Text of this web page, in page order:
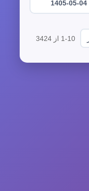
1405-05-04
1-10 از 3424